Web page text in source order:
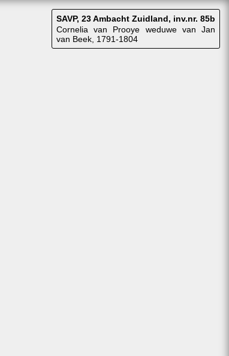
SAVP, 23 Ambacht Zuidland, inv.nr. 85b
Cornelia van Prooye weduwe van Jan
van Beek, 1791-1804